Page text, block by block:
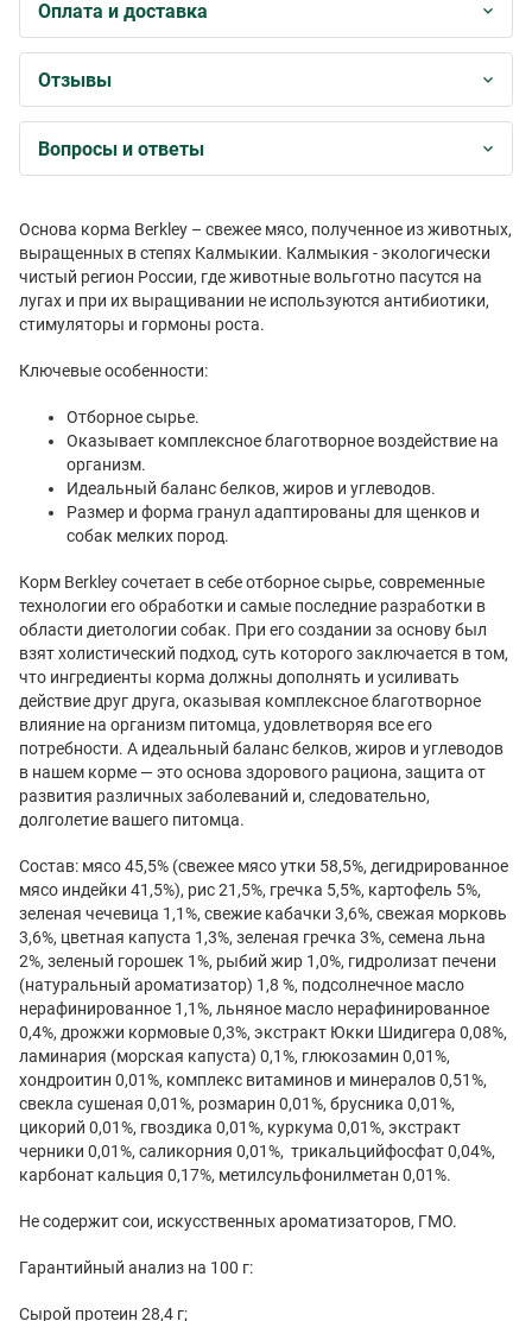
Оплата и доставка
Отзывы
Вопросы и ответы
Основа корма Berkley – свежее мясо, полученное из животных,
выращенных в степях Калмыкии. Калмыкия - экологически
чистый регион России, где животные вольготно пасутся на
лугах и при их выращивании не используются антибиотики,
стимуляторы и гормоны роста.
Ключевые особенности:
Отборное сырье.
Оказывает комплексное благотворное воздействие на
организм.
Идеальный баланс белков, жиров и углеводов.
Размер и форма гранул адаптированы для щенков и
собак мелких пород.
Корм Berkley сочетает в себе отборное сырье, современные
технологии его обработки и самые последние разработки в
области диетологии собак. При его создании за основу был
взят холистический подход, суть которого заключается в том,
что ингредиенты корма должны дополнять и усиливать
действие друг друга, оказывая комплексное благотворное
влияние на организм питомца, удовлетворяя все его
потребности. А идеальный баланс белков, жиров и углеводов
в нашем корме — это основа здорового рациона, защита от
развития различных заболеваний и, следовательно,
долголетие вашего питомца.
Состав: мясо 45,5% (свежее мясо утки 58,5%, дегидрированное
мясо индейки 41,5%), рис 21,5%, гречка 5,5%, картофель 5%,
зеленая чечевица 1,1%, свежие кабачки 3,6%, свежая морковь
3,6%, цветная капуста 1,3%, зеленая гречка 3%, семена льна
2%, зеленый горошек 1%, рыбий жир 1,0%, гидролизат печени
(натуральный ароматизатор) 1,8 %, подсолнечное масло
нерафинированное 1,1%, льняное масло нерафинированное
0,4%, дрожжи кормовые 0,3%, экстракт Юкки Шидигера 0,08%,
ламинария (морская капуста) 0,1%, глюкозамин 0,01%,
хондроитин 0,01%, комплекс витаминов и минералов 0,51%,
свекла сушеная 0,01%, розмарин 0,01%, брусника 0,01%,
цикорий 0,01%, гвоздика 0,01%, куркума 0,01%, экстракт
черники 0,01%, саликорния 0,01%, трикальцийфосфат 0,04%,
карбонат кальция 0,17%, метилсульфонилметан 0,01%.
Не содержит сои, искусственных ароматизаторов, ГМО.
Гарантийный анализ на 100 г:
Сырой протеин 28,4 г;